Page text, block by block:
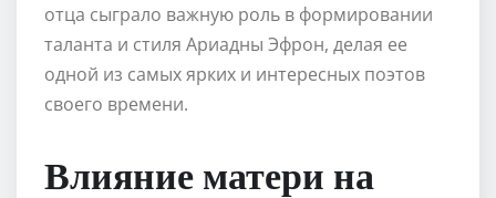
отца сыграло важную роль в формировании
таланта и стиля Ариадны Эфрон, делая ее
одной из самых ярких и интересных поэтов
своего времени.
Влияние матери на